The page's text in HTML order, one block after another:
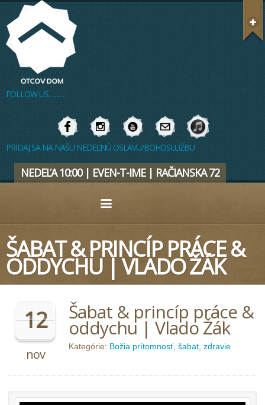
FOLLOW US………
PRIDAJ SA NA NAŠU NEDEĽNÚ OSLAVU/BOHOSLUŽBU
NEDEĽA 10:00 | EVEN-T-IME | RAČIANSKA 72
ŠABAT & PRINCÍP PRÁCE &
ODDYCHU | VLADO ŽÁK
12
nov
Šabat & princíp práce &
oddychu | Vlado Žák
Kategórie: Božia prítomnosť, šabat, zdravie